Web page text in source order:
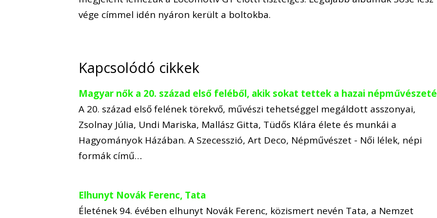
vége címmel idén nyáron került a boltokba.
Kapcsolódó cikkek
Magyar nők a 20. század első feléből, akik sokat tettek a hazai
A 20. század első felének törekvő, művészi tehetséggel megáldott asszonyai,
Zsolnay Júlia, Undi Mariska, Mallász Gitta, Tüdős Klára élete és munkái a
Hagyományok Házában. A Szecesszió, Art Deco, Népművészet - Női lélek, népi
formák című…
Elhunyt Novák Ferenc, Tata
Életének 94. évében elhunyt Novák Ferenc, közismert nevén Tata, a Nemzet